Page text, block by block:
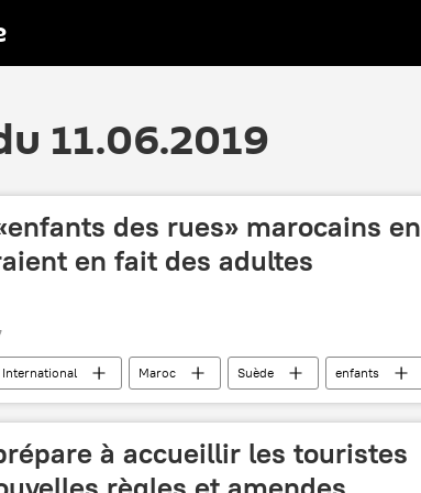
11.06.2019
des rues» marocains en
en fait des adultes
International Maroc Suède enfants
à accueillir les touristes